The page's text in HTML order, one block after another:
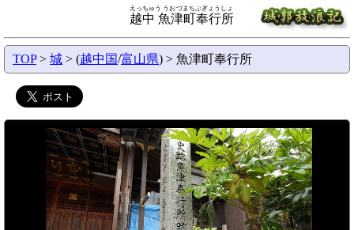
越中 魚津町奉行所
えっちゅう うおづまちぶぎょうしょ
TOP> 城 > (越中国/富山県) > 魚津町奉行所